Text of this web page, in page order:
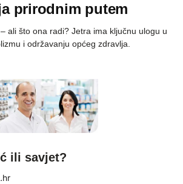
prirodnim putem
ali što ona radi? Jetra ima ključnu ulogu u
i održavanju općeg zdravlja.
ili savjet?